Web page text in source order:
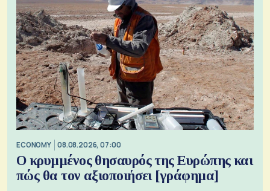
ECONOMY 08.08.2026, 07:00
Ο κρυμμένος θησαυρός της Ευρώπης και
πώς θα τον αξιοποιήσει [γράφημα]